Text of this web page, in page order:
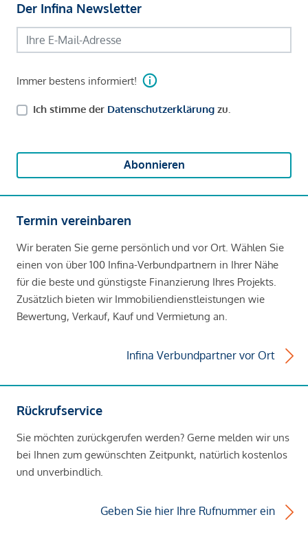
Der Infina Newsletter
Immer bestens informiert!
Ich stimme der Datenschutzerklärung zu.
Abonnieren
Termin vereinbaren
Wir beraten Sie gerne persönlich und vor Ort. Wählen Sie
einen von über 100 Infina-Verbundpartnern in Ihrer Nähe
für die beste und günstigste Finanzierung Ihres Projekts.
Zusätzlich bieten wir Immobiliendienstleistungen wie
Bewertung, Verkauf, Kauf und Vermietung an.
Infina Verbundpartner vor Ort
Rückrufservice
Sie möchten zurückgerufen werden? Gerne melden wir uns
bei Ihnen zum gewünschten Zeitpunkt, natürlich kostenlos
und unverbindlich.
Geben Sie hier Ihre Rufnummer ein